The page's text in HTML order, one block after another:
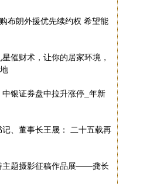
布朗外援优先续约权 希望能
催财术，让你的居家环境，
银证券盘中拉升涨停_年新
、董事长王晟： 二十五载再
主题摄影征稿作品展——龚长